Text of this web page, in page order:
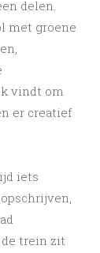
delen.
met groene
vindt om
er creatief
iets
trein zit